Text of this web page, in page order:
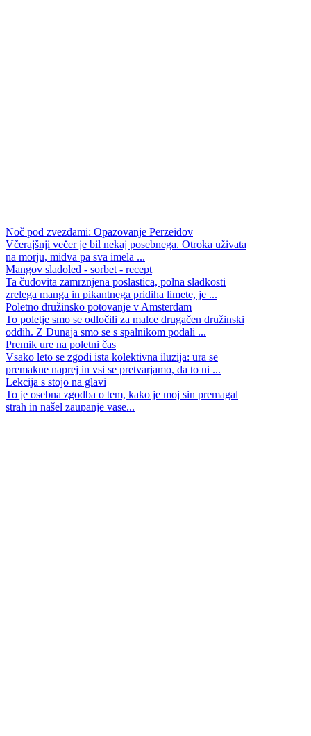
Noč pod zvezdami: Opazovanje Perzeidov
Včerajšnji večer je bil nekaj posebnega. Otroka uživata
na morju, midva pa sva imela ...
Mangov sladoled - sorbet - recept
Ta čudovita zamrznjena poslastica, polna sladkosti
zrelega manga in pikantnega pridiha limete, je ...
Poletno družinsko potovanje v Amsterdam
To poletje smo se odločili za malce drugačen družinski
oddih. Z Dunaja smo se s spalnikom podali ...
Premik ure na poletni čas
Vsako leto se zgodi ista kolektivna iluzija: ura se
premakne naprej in vsi se pretvarjamo, da to ni ...
Lekcija s stojo na glavi
To je osebna zgodba o tem, kako je moj sin premagal
strah in našel zaupanje vase...